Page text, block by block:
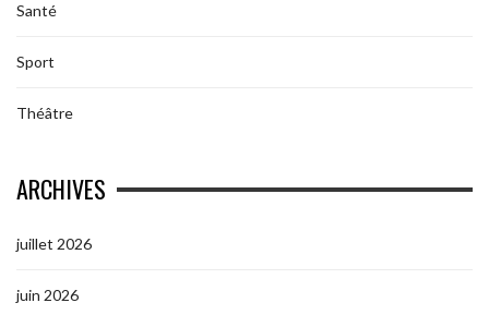
Santé
Sport
Théâtre
ARCHIVES
juillet 2026
juin 2026